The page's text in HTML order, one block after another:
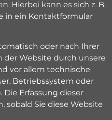
Hierbei kann es sich z. B.
in ein Kontaktformular
oder nach Ihrer
Website durch unsere
vor allem technische
Betriebssystem oder
Die Erfassung dieser
sobald Sie diese Website